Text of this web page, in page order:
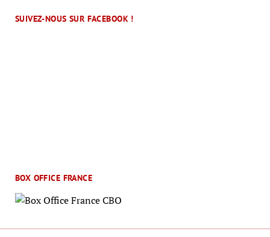
SUIVEZ-NOUS SUR FACEBOOK !
BOX OFFICE FRANCE